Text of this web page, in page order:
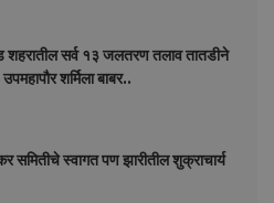
शहरातील सर्व १३ जलतरण तलाव तातडीने
शर्मिला बाबर..
समितीचे स्वागत पण झारीतील शुक्राचार्य